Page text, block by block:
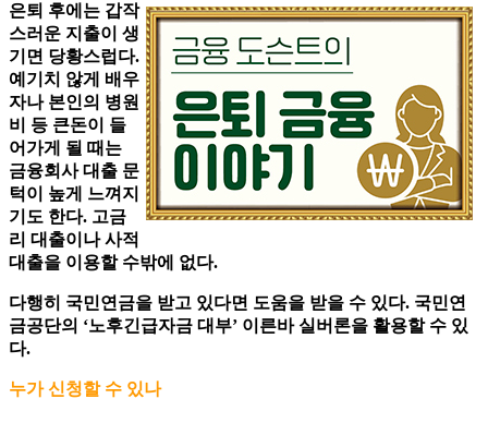
은퇴 후에는 갑작
스러운 지출이 생
기면 당황스럽다.
예기치 않게 배우
자나 본인의 병원
비 등 큰돈이 들
어가게 될 때는
금융회사 대출 문
턱이 높게 느껴지
기도 한다. 고금
리 대출이나 사적
대출을 이용할 수밖에 없다.
다행히 국민연금을 받고 있다면 도움을 받을 수 있다. 국민연
금공단의 ‘노후긴급자금 대부’ 이른바 실버론을 활용할 수 있
다.
누가 신청할 수 있나